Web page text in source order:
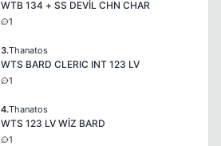
WTB 134 + SS DEVİL CHN CHAR
1
3.Thanatos
WTS BARD CLERIC INT 123 LV
1
4.Thanatos
WTS 123 LV WİZ BARD
1